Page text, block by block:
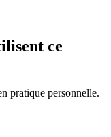
ce
pratique personnelle.